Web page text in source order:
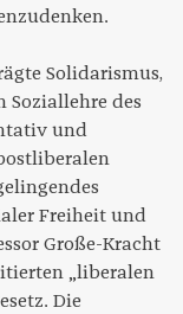
Solidarismus,
Soziallehre des
und
Freiheit und
Große-Kracht
„liberalen
Die